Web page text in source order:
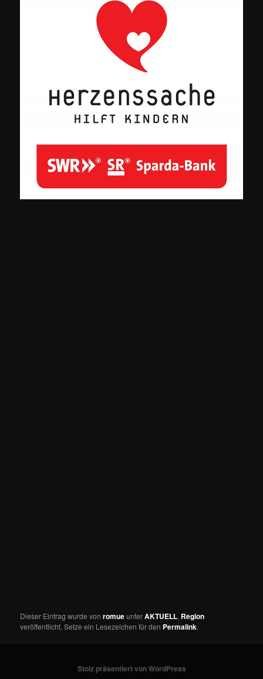
Dieser Eintrag wurde vonromueunterAKTUELL, Region
veröffentlicht. Setze ein Lesezeichen für den Permalink.
Stolz präsentiert von WordPress